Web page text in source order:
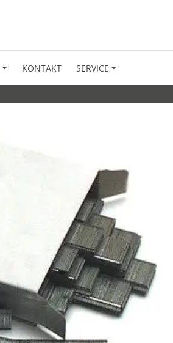
KONTAKT SERVICE